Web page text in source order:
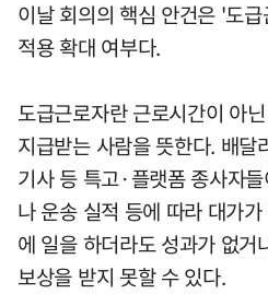
이날 회의의 핵심 안건은 '도
적용 확대 여부다.
도급근로자란 근로시간이 아
지급받는 사람을 뜻한다. 배달
기사 등 특고·플랫폼 종사자
나 운송 실적 등에 따라 대가
에 일을 하더라도 성과가 없거
보상을 받지 못할 수 있다.